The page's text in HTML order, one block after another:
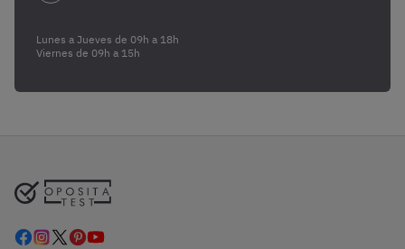
Lunes a Jueves de 09h a 18h
Viernes de 09h a 15h